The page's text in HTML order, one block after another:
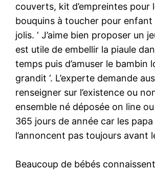
couverts, kit d’empreintes pour
bouquins à toucher pour enfant
jolis. ‘ J’aime bien proposer un
est utile de embellir la piaule
temps puis d’amuser le bambin
grandit ‘. L’experte demande
renseigner sur l’existence ou
ensemble né déposée on line
365 jours de année car les papa
l’annoncent pas toujours avant
Beaucoup de bébés